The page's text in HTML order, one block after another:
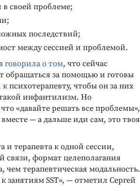
в своей проблеме;
последствий;
между сессией и проблемой.
говорила о том, что сейчас
обращаться за помощью и готовы
чтобы он за них
инфантилизм. Но
«давайте решать все проблемы»,
вместе — а дальше иди сам, это твоя
и терапевта к одной сессии,
связи, формат целеполагания
чем терапевтическая модальность.
занятиям SST», — отметил Сергей